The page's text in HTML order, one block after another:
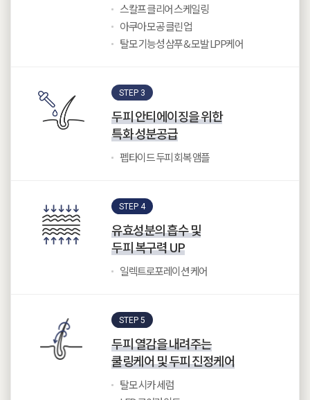
스칼프 클리어 스케일링
아쿠아 모공 클린 업
탈모 기능성 샴푸 & 모발 LPP케어
STEP 3
두피 안티에이징을 위한
특화 성분공급
펩타이드 두피 회복 앰플
STEP 4
유효성분의 흡수 및
두피 복구력 UP
일렉트로포레이션 케어
STEP 5
두피 열감을 내려주는
쿨링케어 및 두피 진정케어
탈모 시카 세럼